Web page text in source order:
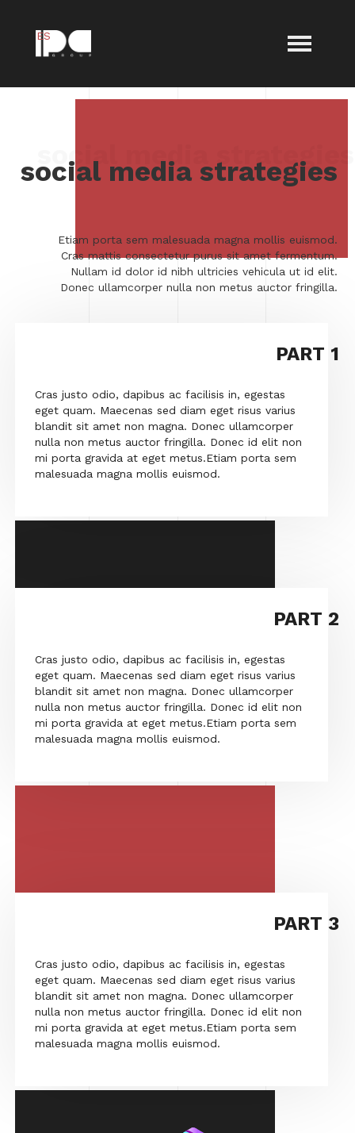
ES
social media strategies
Etiam porta sem malesuada magna mollis euismod.
Cras mattis consectetur purus sit amet fermentum.
Nullam id dolor id nibh ultricies vehicula ut id elit.
Donec ullamcorper nulla non metus auctor fringilla.
PART 1
Cras justo odio, dapibus ac facilisis in, egestas
eget quam. Maecenas sed diam eget risus varius
blandit sit amet non magna. Donec ullamcorper
nulla non metus auctor fringilla. Donec id elit non
mi porta gravida at eget metus.Etiam porta sem
malesuada magna mollis euismod.
PART 2
Cras justo odio, dapibus ac facilisis in, egestas
eget quam. Maecenas sed diam eget risus varius
blandit sit amet non magna. Donec ullamcorper
nulla non metus auctor fringilla. Donec id elit non
mi porta gravida at eget metus.Etiam porta sem
malesuada magna mollis euismod.
PART 3
Cras justo odio, dapibus ac facilisis in, egestas
eget quam. Maecenas sed diam eget risus varius
blandit sit amet non magna. Donec ullamcorper
nulla non metus auctor fringilla. Donec id elit non
mi porta gravida at eget metus.Etiam porta sem
malesuada magna mollis euismod.